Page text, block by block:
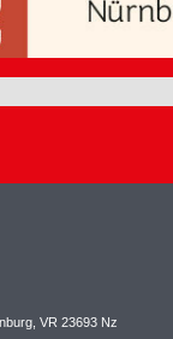
VR 23693 Nz